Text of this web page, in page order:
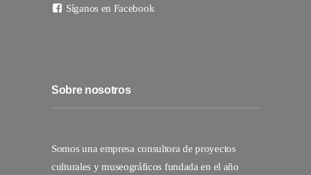
Síganos en Facebook
Sobre nosotros
Somos una empresa consultora de proyectos
culturales y museográficos fundada en el año